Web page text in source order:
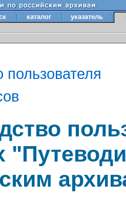
каталог указатель
пользователя